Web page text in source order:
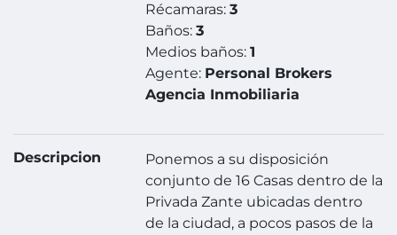
Récamaras:3
Baños:3
Medios baños:1
Agente: Personal Brokers
Agencia Inmobiliaria
Descripcion
Ponemos a su disposición
conjunto de 16 Casas dentro de la
Privada Zante ubicadas dentro
de la ciudad, a pocos pasos de la